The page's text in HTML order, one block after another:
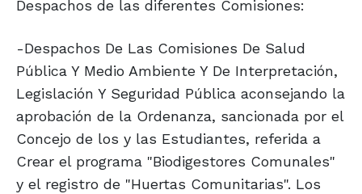
Despachos de las diferentes Comisiones:
-Despachos De Las Comisiones De Salud
Pública Y Medio Ambiente Y De Interpretación,
Legislación Y Seguridad Pública aconsejando la
aprobación de la Ordenanza, sancionada por el
Concejo de los y las Estudiantes, referida a
Crear el programa "Biodigestores Comunales"
y el registro de "Huertas Comunitarias". Los